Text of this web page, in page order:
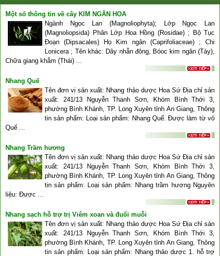
Một số thông tin về cây KIM NGÂN HOA
Ngành Ngọc Lan (Magnoliophyta); Lớp Ngọc Lan
(Magnoliopsida) Phân Lớp Hoa Hồng (Rosidae) ; Bộ Tục
Đoạn (Dipsacales) Họ Kim ngân (Caprifoliaceae) ; Chi
Lonicera ; Tên khác: Dây nhẫn đông, Bóoc kim ngân (Tày),
Chữa giang khẳm (Thái) ...
Nhang Quế
Tên đơn vị sản xuất: Nhang thảo dược Hoa Sứ Địa chỉ sản
xuất: 241/13 Nguyễn Thanh Sơn, Khóm Bình Thới 3,
phường Bình Khánh, TP. Long Xuyên tỉnh An Giang, Thông
tin sản phẩm: Loại sản phẩm: Nhang Quế. Được làm từ vỏ
Quế ...
Nhang Trầm hương
Tên đơn vị sản xuất: Nhang thảo dược Hoa Sứ Địa chỉ sản
xuất: 241/13 Nguyễn Thanh Sơn, Khóm Bình Thới 3,
phường Bình Khánh, TP. Long Xuyên tỉnh An Giang, Thông
tin sản phẩm: Loại sản phẩm: Nhang trầm hương Nguyên
liệu: Được ...
Nhang sạch hỗ trợ trị Viêm xoan và đuổi muỗi
Tên đơn vị sản xuất: Nhang thảo dược Hoa Sứ Địa chỉ sản
xuất: 241/13 Nguyễn Thanh Sơn, Khóm Bình Thới 3,
phường Bình Khánh, TP. Long Xuyên tỉnh An Giang, Thông
tin sản phẩm: Loại sản phẩm: Nhang thảo dược 1. hỗ trợ